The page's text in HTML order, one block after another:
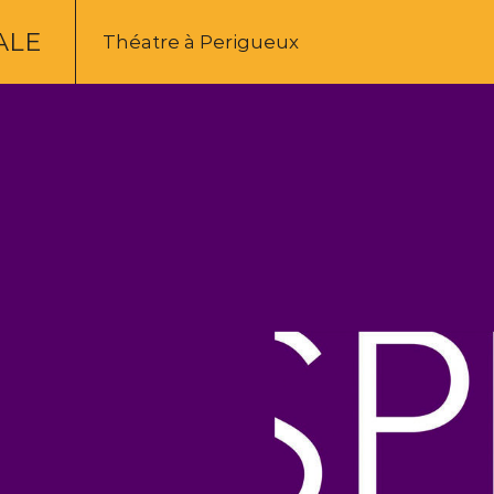
Théatre à Perigueux